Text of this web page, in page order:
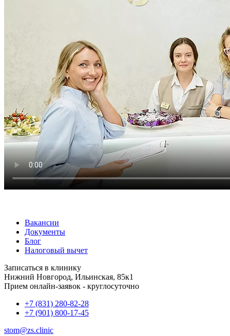
Вакансии
Документы
Блог
Налоговый вычет
Записаться в клинику
Нижний Новгород, Ильинская, 85к1
Прием онлайн-заявок - круглосуточно
+7 (831) 280-82-28
+7 (901) 800-17-45
stom@zs.clinic